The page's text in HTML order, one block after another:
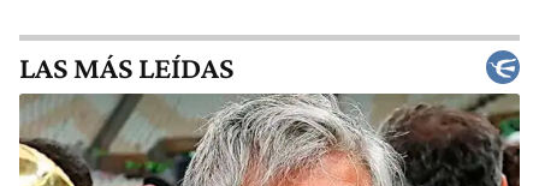
LAS MÁS LEÍDAS